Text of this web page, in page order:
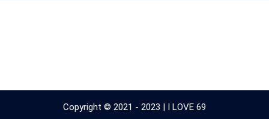
Copyright © 2021 - 2023 | I LOVE 69